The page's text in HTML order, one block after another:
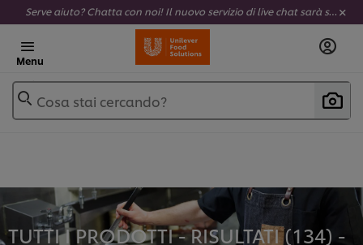
Serve aiuto? Chatta con noi! Il nuovo servizio di live chat sarà sempre attivo e completamente al tuo servizio.
Menu
Cosa stai cercando?
TUTTI I PRODOTTI - RISULTATI (134) -